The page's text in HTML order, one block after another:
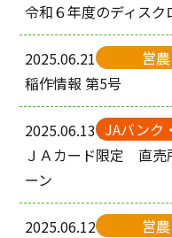
令和６年度のディス
2025.06.21
営農
稲作情報 第5号
2025.06.13 JAバンク
ＪＡカード限定 直売
ーン
2025.06.12
営農